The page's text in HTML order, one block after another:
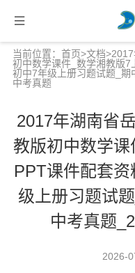
当前位置： 首页>文档
初中数学课件_数学湘教版7
初中7年级上册习题试题_
中考真题
2017年湖南省
教版初中数学
PPT课件配套
级上册习题试
中考真题
2026-